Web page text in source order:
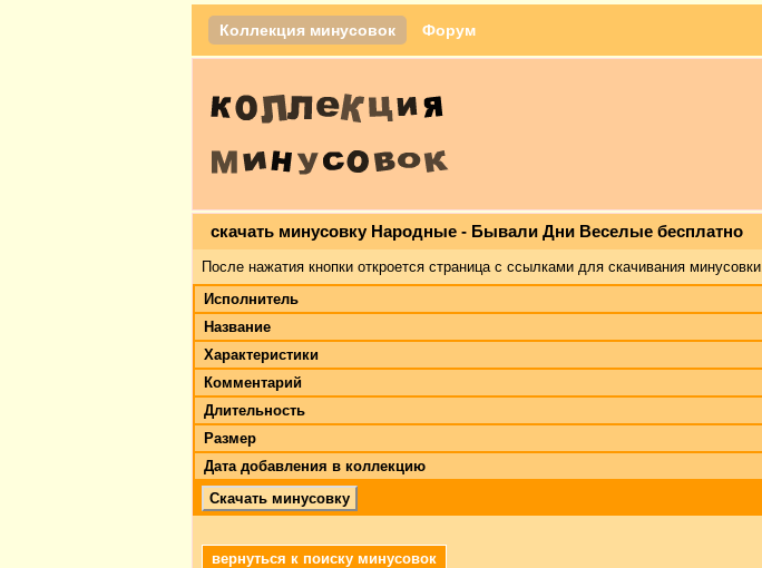
Коллекция минусовок Форум
скачать минусовку Народные - Бывали Дни Веселые бесплатно
После нажатия кнопки откроется страница с ссылками для скачивания минусовки.
Исполнитель
Название
Характеристики
Комментарий
Длительность
Размер
Дата добавления в коллекцию
Скачать минусовку
вернуться к поиску минусовок